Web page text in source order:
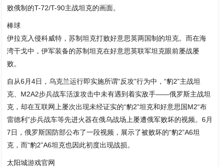
败俄制的T-72/T-90主战坦克的画面。
棒球
伊拉克入侵科威特，苏制坦克打败好意思英两国制的坦克。而在海
湾干戈中，伊军装备的苏制坦克在好意思英联军坦克眼前屡战屡
败。
自从6月4日，乌克兰运行即实施所谓“反攻”行为中，“豹2”主战坦
克、M2A2步兵战车活泼攻击中未有遇到着实敌手——俄罗斯主战坦
克，却在互联网上屡次出现未经证实的“豹2”坦克和好意思国M2“布
雷德利”步兵战车等先进火器在俄乌战场上屡遭俄军败坏的视频。6月
7日，俄罗斯国防部公布了一段视频，展示了被败坏的“豹2”A6坦
克，而“豹2”A6坦克也因此初度出现战损。
太阳城游戏官网